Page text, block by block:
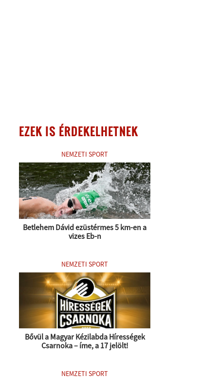
EZEK IS ÉRDEKELHETNEK
NEMZETI SPORT
Betlehem Dávid ezüstérmes 5 km-en a
vizes Eb-n
NEMZETI SPORT
Bővül a Magyar Kézilabda Hírességek
Csarnoka – íme, a 17 jelölt!
NEMZETI SPORT